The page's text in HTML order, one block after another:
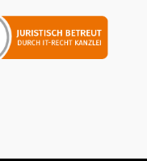
Fahrzeugs
Artikel